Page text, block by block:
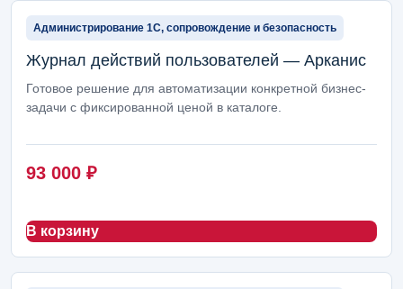
Администрирование 1С, сопровождение и безопасность
Журнал действий пользователей — Арканис
Готовое решение для автоматизации конкретной бизнес-
задачи с фиксированной ценой в каталоге.
93 000 ₽
В корзину